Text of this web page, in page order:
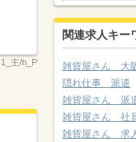
主/h_P
関連求人キー
雑貨屋さん 大
隠れ仕事 派遣
雑貨屋さん 派
雑貨屋さん 社
雑貨屋さん 求